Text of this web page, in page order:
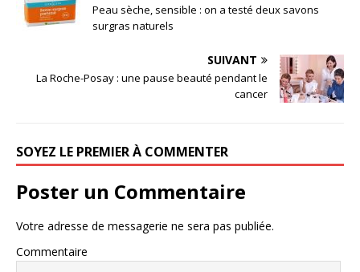
Peau sèche, sensible : on a testé deux savons
surgras naturels
SUIVANT
La Roche-Posay : une pause beauté pendant le
cancer
SOYEZ LE PREMIER À COMMENTER
Poster un Commentaire
Votre adresse de messagerie ne sera pas publiée.
Commentaire